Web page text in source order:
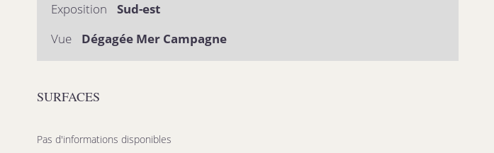
Exposition
Sud-est
Vue
Dégagée Mer Campagne
SURFACES
Pas d'informations disponibles